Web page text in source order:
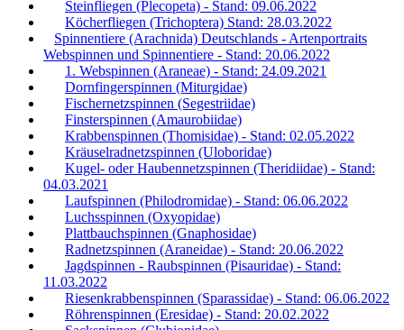
Steinfliegen (Plecopeta) - Stand: 09.06.2022
Köcherfliegen (Trichoptera) Stand: 28.03.2022
Spinnentiere (Arachnida) Deutschlands - Artenportraits
Webspinnen und Spinnentiere - Stand: 20.06.2022
1. Webspinnen (Araneae) - Stand: 24.09.2021
Dornfingerspinnen (Miturgidae)
Fischernetzspinnen (Segestriidae)
Finsterspinnen (Amaurobiidae)
Krabbenspinnen (Thomisidae) - Stand: 02.05.2022
Kräuselradnetzspinnen (Uloboridae)
Kugel- oder Haubennetzspinnen (Theridiidae) - Stand:
04.03.2021
Laufspinnen (Philodromidae) - Stand: 06.06.2022
Luchsspinnen (Oxyopidae)
Plattbauchspinnen (Gnaphosidae)
Radnetzspinnen (Araneidae) - Stand: 20.06.2022
Jagdspinnen - Raubspinnen (Pisauridae) - Stand:
11.03.2022
Riesenkrabbenspinnen (Sparassidae) - Stand: 06.06.2022
Röhrenspinnen (Eresidae) - Stand: 20.02.2022